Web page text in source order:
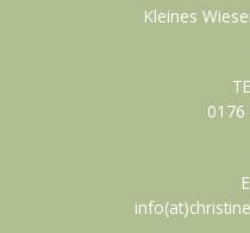
Kleines
0176